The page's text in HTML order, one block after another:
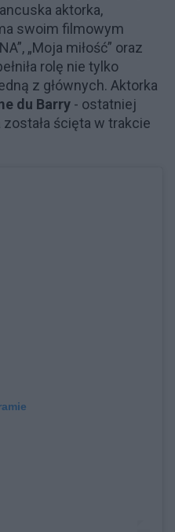
aktorka,
swoim filmowym
„Moja miłość” oraz
rolę nie tylko
z głównych. Aktorka
du Barry - ostatniej
została ścięta w trakcie